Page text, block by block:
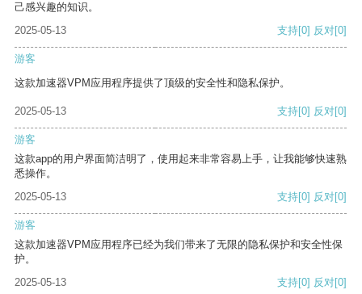
己感兴趣的知识。
2025-05-13
支持[0] 反对[0]
游客
这款加速器VPM应用程序提供了顶级的安全性和隐私保护。
2025-05-13 支持[0] 反对[0]
游客
这款app的用户界面简洁明了，使用起来非常容易上手，让我能够快速熟
悉操作。
2025-05-13
支持[0] 反对[0]
游客
这款加速器VPM应用程序已经为我们带来了无限的隐私保护和安全性保
护。
2025-05-13
支持[0] 反对[0]